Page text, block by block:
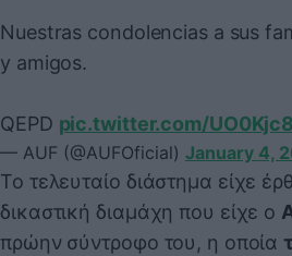
Nuestras condolencias a sus
y amigos.
QEPD pic.twitter.com/
— AUF (@AUFOficial) January 4,
Το τελευταίο διάστημα είχε
δικαστική διαμάχη που είχε ο
πρώην σύντροφο του, η οποία